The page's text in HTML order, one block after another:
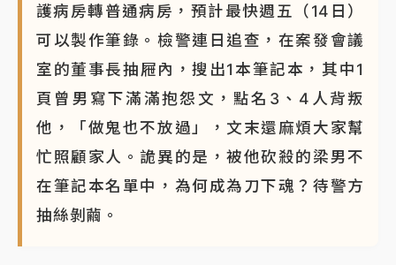
護病房轉普通病房，預計最快週五（14日）
可以製作筆錄。檢警連日追查，在案發會議
室的董事長抽屜內，搜出1本筆記本，其中1
頁曾男寫下滿滿抱怨文，點名3、4人背叛
他，「做鬼也不放過」，文末還麻煩大家幫
忙照顧家人。詭異的是，被他砍殺的梁男不
在筆記本名單中，為何成為刀下魂？待警方
抽絲剝繭。